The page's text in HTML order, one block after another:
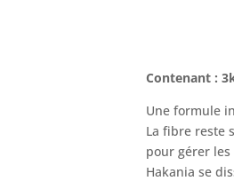
Contenant :
Une formule
La fibre reste
pour gérer les
Hakania se